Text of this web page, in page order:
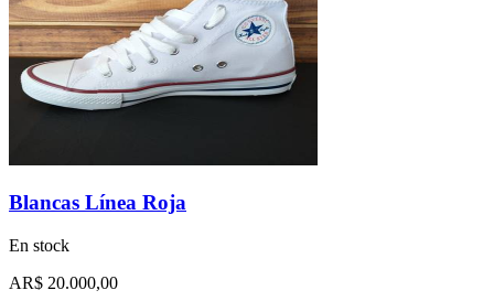
Blancas Línea Roja
En stock
AR$ 20.000,00